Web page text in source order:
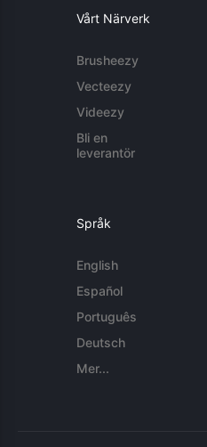
Vårt Närverk
Brusheezy
Vecteezy
Videezy
Bli en
leverantör
Språk
English
Español
Português
Deutsch
Mer...